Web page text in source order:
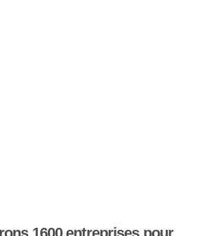
1600 entreprises pour